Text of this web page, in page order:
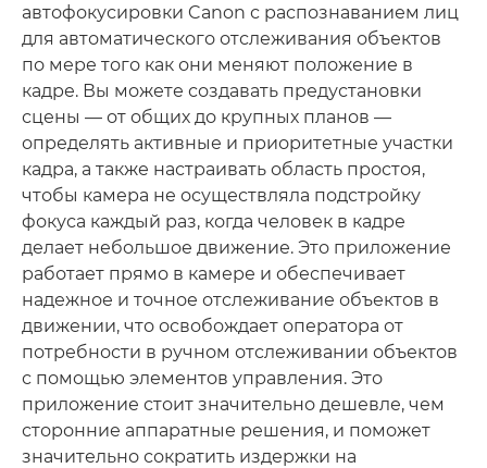
автофокусировки Canon с распознаванием лиц
для автоматического отслеживания объектов
по мере того как они меняют положение в
кадре. Вы можете создавать предустановки
сцены — от общих до крупных планов —
определять активные и приоритетные участки
кадра, а также настраивать область простоя,
чтобы камера не осуществляла подстройку
фокуса каждый раз, когда человек в кадре
делает небольшое движение. Это приложение
работает прямо в камере и обеспечивает
надежное и точное отслеживание объектов в
движении, что освобождает оператора от
потребности в ручном отслеживании объектов
с помощью элементов управления. Это
приложение стоит значительно дешевле, чем
сторонние аппаратные решения, и поможет
значительно сократить издержки на